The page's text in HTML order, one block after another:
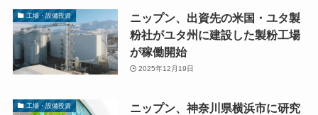
工場・設備投資
ニップン、出資先の米国・ユタ製
粉社がユタ州に建設した製粉工場
が稼働開始
2025年12月19日
工場・設備投資
ニップン、神奈川県横浜市に研究